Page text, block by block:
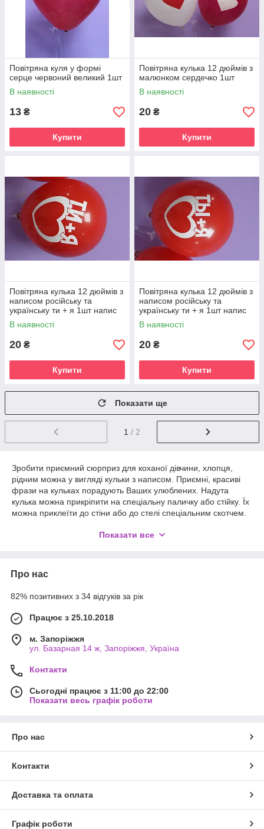
Повітряна куля у формі
серце червоний великий 1шт
В наявності
13 ₴
Купити
Повітряна кулька 12 дюймів з
малюнком сердечко 1шт
В наявності
20 ₴
Купити
Повітряна кулька 12 дюймів з
написом російську та
українську ти + я 1шт напис
українська
В наявності
20 ₴
Купити
Повітряна кулька 12 дюймів з
написом російську та
українську ти + я 1шт напис
російська
В наявності
20 ₴
Купити
Показати ще
1 / 2
Зробити приємний сюрприз для коханої дівчини, хлопця,
рідним можна у вигляді кульки з написом. Приємні, красиві
фрази на кульках порадують Ваших улюблених. Надута
кулька можна прикріпити на спеціальну паличку або стійку. Їх
можна приклеїти до стіни або до стелі спеціальним скотчем.
Адже повітряні кульки - це завжди несподівано, яскраво,
Показати все
Про нас
82% позитивних з 34 відгуків за рік
Працює з 25.10.2018
м. Запоріжжя
ул. Базарная 14 ж, Запоріжжя, Україна
Контакти
Сьогодні працює з 11:00 до 22:00
Показати весь графік роботи
Про нас
Контакти
Доставка та оплата
Графік роботи